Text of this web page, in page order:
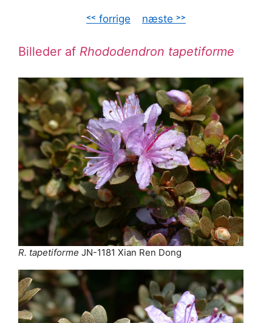
˂˂ forrige næste ˃˃
Billeder af Rhododendron tapetiforme
R. tapetiforme JN-1181 Xian Ren Dong